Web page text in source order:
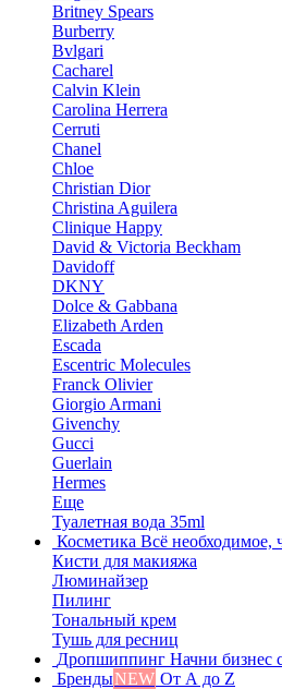
Britney Spears
Burberry
Bvlgari
Cacharel
Calvin Klein
Carolina Herrera
Cerruti
Chanel
Chloe
Christian Dior
Christina Aguilera
Clinique Happy
David & Victoria Beckham
Davidoff
DKNY
Dolce & Gabbana
Elizabeth Arden
Escada
Escentric Molecules
Franck Olivier
Giorgio Armani
Givenchy
Gucci
Guerlain
Hermes
Еще
Туалетная вода 35ml
Косметика Всё необходимое,
Кисти для макияжа
Люминайзер
Пилинг
Тональный крем
Тушь для ресниц
Дропшиппинг Начни бизнес
БрендыNEW От А до Z